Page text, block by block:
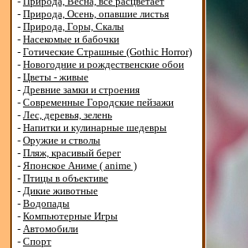
- Природа, Осень, опавшие листья
- Природа, Горы, Скалы
- Насекомые и бабочки
- Готические Страшные (Gothic Horror)
- Новогодние и рождественские обои
- Цветы - живые
- Древние замки и строения
- Современные Городские пейзажи
- Лес, деревья, зелень
- Напитки и кулинарные шедевры
- Оружие и стволы
- Пляж, красивый берег
- Японское Аниме ( anime )
- Птицы в объективе
- Дикие животные
- Водопады
- Компьютерные Игры
- Автомобили
- Спорт